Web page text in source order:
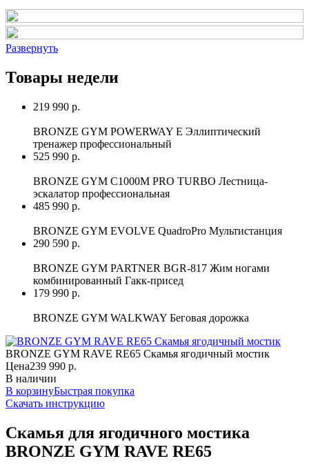
Развернуть
Товары недели
219 990 р.
BRONZE GYM POWERWAY E Эллиптический
тренажер профессиональный
525 990 р.
BRONZE GYM C1000M PRO TURBO Лестница-
эскалатор профессиональная
485 990 р.
BRONZE GYM EVOLVE QuadroPro Мультистанция
290 590 р.
BRONZE GYM PARTNER BGR-817 Жим ногами
комбинированный Гакк-присед
179 990 р.
BRONZE GYM WALKWAY Беговая дорожка
BRONZE GYM RAVE RE65 Скамья ягодичный мостик
Цена239 990 р.
В наличии
В корзинуБыстрая покупка
Скачать инструкцию
Скамья для ягодичного мостика
BRONZE GYM RAVE RE65